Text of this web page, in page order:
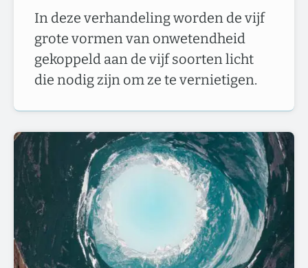
In deze verhandeling worden de vijf
grote vormen van onwetendheid
gekoppeld aan de vijf soorten licht
die nodig zijn om ze te vernietigen.